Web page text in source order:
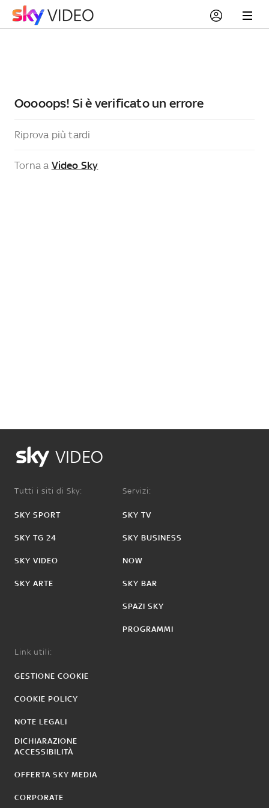
Ooooops! Si è verificato un errore
Riprova più tardi
Torna a Video Sky
VIDEO
Tutti i siti di Sky:
SKY SPORT
SKY TG 24
SKY VIDEO
SKY ARTE
Servizi:
SKY TV
SKY BUSINESS
NOW
SKY BAR
SPAZI SKY
PROGRAMMI
Link utili:
GESTIONE COOKIE
COOKIE POLICY
NOTE LEGALI
DICHIARAZIONE
ACCESSIBILITÀ
OFFERTA SKY MEDIA
CORPORATE